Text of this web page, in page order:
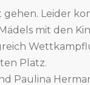
Leider
mit den
Platz.
Paulina